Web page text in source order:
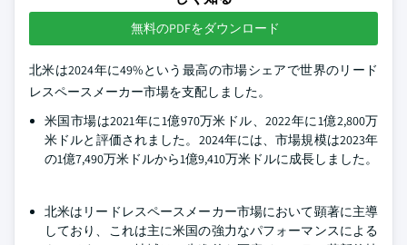
無料のPDFをダウンロード
北米は2024年に49%という最高の市場シェアで世界のリード
レスペースメーカー市場を支配しました。
米国市場は2021年に1億970万米ドル、2022年に1億2,800万
米ドルと評価されました。2024年には、市場規模は2023年
の1億7,490万米ドルから1億9,410万米ドルに成長しました。
北米はリードレスペースメーカー市場において顕著に主導
しており、これは主に米国の強力なパフォーマンスによる